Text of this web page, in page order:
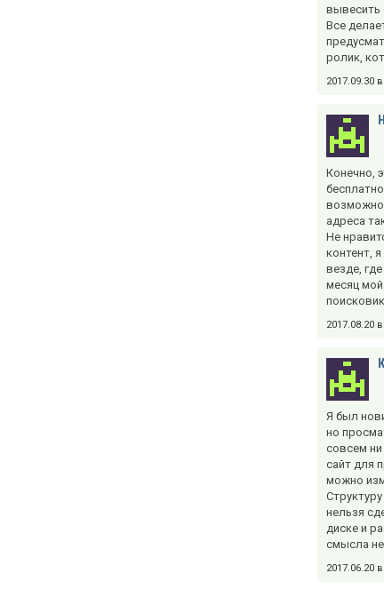
вывесить
Все
ролик,
2017.09.30
Конечно,
адреса
Не
контент,
везде,
месяц
2017.08.20
Я был
но
совсем
сайт для
можно
нельзя
диске и
смысла
2017.06.20